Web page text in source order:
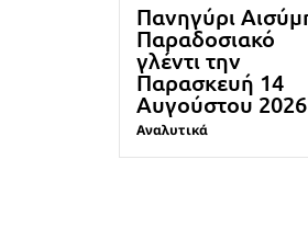
Πανηγύρι
Παραδοσιακό
γλέντι την
Παρασκευή 14
Αυγούστου 2026
Αναλυτικά